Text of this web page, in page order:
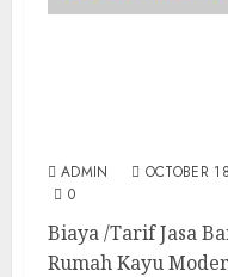
ADMIN
OCTOBER
0
Biaya /Tarif Jasa
Rumah Kayu